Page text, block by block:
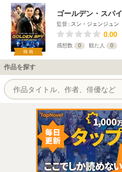
映画
ゴールデン・スパイ
監督 スン・ジェンジュン
0.00
感想数 0 観た人 0
作品を探す